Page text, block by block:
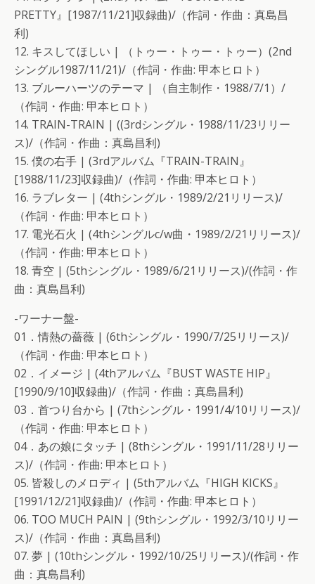
PRETTY』[1987/11/21]収録曲)/（作詞・作曲：真島昌
利)
12. キスしてほしい | （トゥー・トゥー・トゥー）(2nd
シングル1987/11/21)/（作詞・作曲: 甲本ヒロト）
13. ブルーハーツのテーマ | （自主制作・1988/7/1）/
（作詞・作曲: 甲本ヒロト）
14. TRAIN-TRAIN | ((3rdシングル・1988/11/23リリー
ス)/（作詞・作曲：真島昌利)
15. 僕の右手 | (3rdアルバム『TRAIN-TRAIN』
[1988/11/23]収録曲)/（作詞・作曲: 甲本ヒロト）
16. ラブレター | (4thシングル・1989/2/21リリース)/
（作詞・作曲: 甲本ヒロト）
17. 電光石火 | (4thシングルc/w曲・1989/2/21リリース)/
（作詞・作曲: 甲本ヒロト）
18. 青空 | (5thシングル・1989/6/21リリース)/(作詞・作
曲：真島昌利)
-ワーナー盤-
01．情熱の薔薇 | (6thシングル・1990/7/25リリース)/
（作詞・作曲: 甲本ヒロト）
02．イメージ | (4thアルバム『BUST WASTE HIP』
[1990/9/10]収録曲)/（作詞・作曲：真島昌利)
03．首つり台から | (7thシングル・1991/4/10リリース)/
（作詞・作曲: 甲本ヒロト）
04．あの娘にタッチ | (8thシングル・1991/11/28リリー
ス)/（作詞・作曲: 甲本ヒロト）
05. 皆殺しのメロディ | (5thアルバム『HIGH KICKS』
[1991/12/21]収録曲)/（作詞・作曲: 甲本ヒロト）
06. TOO MUCH PAIN | (9thシングル・1992/3/10リリー
ス)/（作詞・作曲：真島昌利)
07. 夢 | (10thシングル・1992/10/25リリース)/(作詞・作
曲：真島昌利)